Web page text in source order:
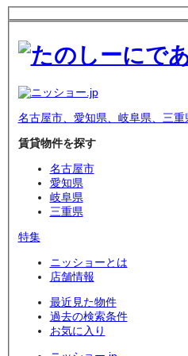
名古屋市、愛知県、岐阜県、三
賃貸物件を探す
名古屋市
愛知県
岐阜県
三重県
特集
ニッショーとは
店舗情報
最近見た物件
過去の検索条件
お気に入り